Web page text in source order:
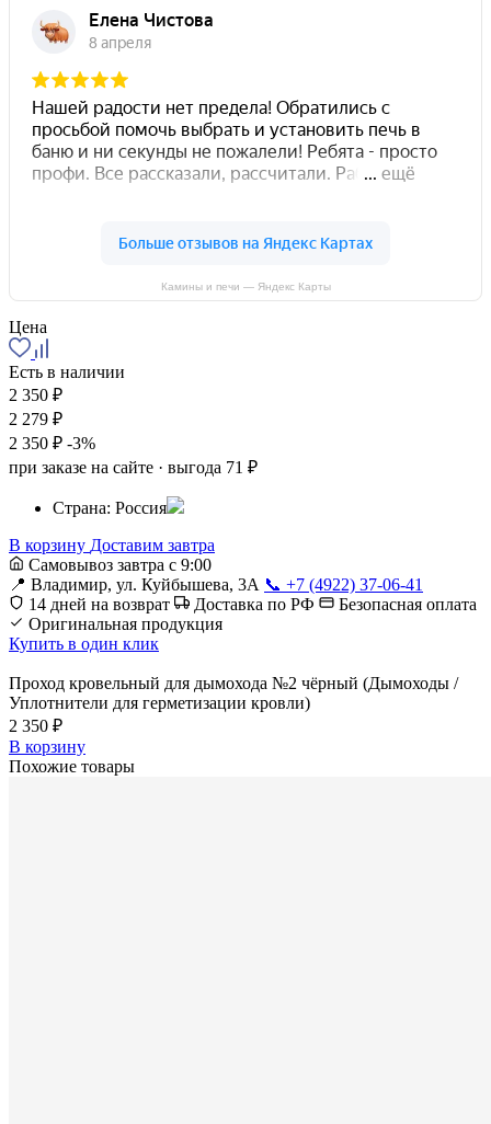
Камины и печи — Яндекс Карты
Цена
Есть в наличии
2 350 ₽
2 279 ₽
2 350 ₽ -3%
при заказе на сайте · выгода 71 ₽
Страна: Россия
В корзину Доставим завтра
Самовывоз завтра с 9:00
📍 Владимир, ул. Куйбышева, 3А 📞 +7 (4922) 37-06-41
14 дней на возврат
Доставка по РФ
Безопасная оплата
Оригинальная продукция
Купить в один клик
Проход кровельный для дымохода №2 чёрный (Дымоходы /
Уплотнители для герметизации кровли)
2 350 ₽
В корзину
Похожие товары